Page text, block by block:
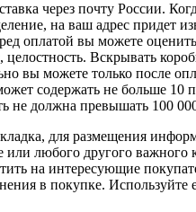
через почту России.
на ваш адрес придет
оплатой вы можете
целостность. Вскрывать
вы можете только после
содержать не больше 10
не должна превышать 100
для размещения
или любого другого важного
на интересующие
в покупке. Используйте